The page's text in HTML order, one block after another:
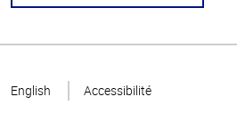
page
English Accessibilité